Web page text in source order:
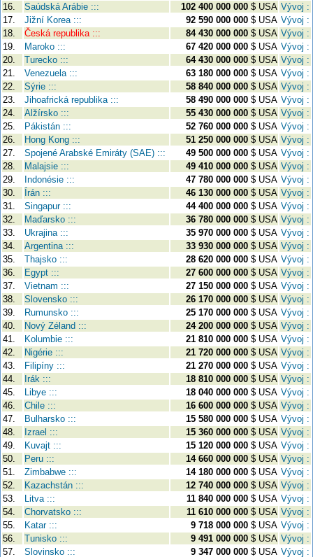
16.
Saúdská Arábie ::: 102 400 000 000 $ USA Vývoj :
17.
Jižní Korea ::: 92 590 000 000 $ USA Vývoj :
18.
Česká republika ::: 84 430 000 000 $ USA Vývoj :
19.
Maroko ::: 67 420 000 000 $ USA Vývoj :
20.
Turecko ::: 64 430 000 000 $ USA Vývoj :
21.
Venezuela ::: 63 180 000 000 $ USA Vývoj :
22.
Sýrie ::: 58 840 000 000 $ USA Vývoj :
23.
Jihoafrická republika ::: 58 490 000 000 $ USA Vývoj :
24.
Alžírsko ::: 55 430 000 000 $ USA Vývoj :
25.
Pákistán ::: 52 760 000 000 $ USA Vývoj :
26.
Hong Kong ::: 51 250 000 000 $ USA Vývoj :
27.
Spojené Arabské Emiráty (SAE) ::: 49 500 000 000 $ USA Vývoj :
28.
Malajsie ::: 49 410 000 000 $ USA Vývoj :
29.
Indonésie ::: 47 780 000 000 $ USA Vývoj :
30.
Írán ::: 46 130 000 000 $ USA Vývoj :
31.
Singapur ::: 44 400 000 000 $ USA Vývoj :
32.
Maďarsko ::: 36 780 000 000 $ USA Vývoj :
33.
Ukrajina ::: 35 970 000 000 $ USA Vývoj :
34.
Argentina ::: 33 930 000 000 $ USA Vývoj :
35.
Thajsko ::: 28 620 000 000 $ USA Vývoj :
36.
Egypt ::: 27 600 000 000 $ USA Vývoj :
37.
Vietnam ::: 27 150 000 000 $ USA Vývoj :
38.
Slovensko ::: 26 170 000 000 $ USA Vývoj :
39.
Rumunsko ::: 25 170 000 000 $ USA Vývoj :
40.
Nový Zéland ::: 24 200 000 000 $ USA Vývoj :
41.
Kolumbie ::: 21 810 000 000 $ USA Vývoj :
42.
Nigérie ::: 21 720 000 000 $ USA Vývoj :
43.
Filipíny ::: 21 270 000 000 $ USA Vývoj :
44.
Irák ::: 18 810 000 000 $ USA Vývoj :
45.
Libye ::: 18 040 000 000 $ USA Vývoj :
46.
Chile ::: 16 600 000 000 $ USA Vývoj :
47.
Bulharsko ::: 15 580 000 000 $ USA Vývoj :
48.
Izrael ::: 15 360 000 000 $ USA Vývoj :
49.
Kuvajt ::: 15 120 000 000 $ USA Vývoj :
50.
Peru ::: 14 660 000 000 $ USA Vývoj :
51.
Zimbabwe ::: 14 180 000 000 $ USA Vývoj :
52.
Kazachstán ::: 12 740 000 000 $ USA Vývoj :
53.
Litva ::: 11 840 000 000 $ USA Vývoj :
54.
Chorvatsko ::: 11 610 000 000 $ USA Vývoj :
55.
Katar ::: 9 718 000 000 $ USA Vývoj :
56.
Tunisko ::: 9 491 000 000 $ USA Vývoj :
57.
Slovinsko ::: 9 347 000 000 $ USA Vývoj :